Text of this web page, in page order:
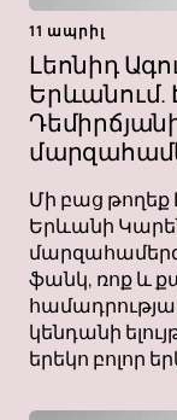
11 ապրիլ
Լեոնիդ
Երևանում.
Մի բաց թողեք
Երևանի
ֆանկ, ռոք և
կենդանի
երեկո բոլոր